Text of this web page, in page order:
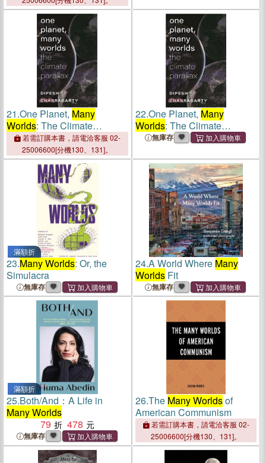
21.One Planet, Many
Worlds: The Climate
Parallax
若需訂購本書，請電洽客服 02-
25006600[分機130、131]。
22.One Planet, Many
Worlds: The Climate
Parallax
無庫存
滿額折
23.Many Worlds: Or, the
Simulacra
無庫存
24.A World Where Many
WorldsFit
無庫存
滿額折
25.Both/And：A Life in
Many Worlds
79
478
無庫存
26.The Many Worldsof
American Communism
若需訂購本書，請電洽客服 02-
25006600[分機130、131]。